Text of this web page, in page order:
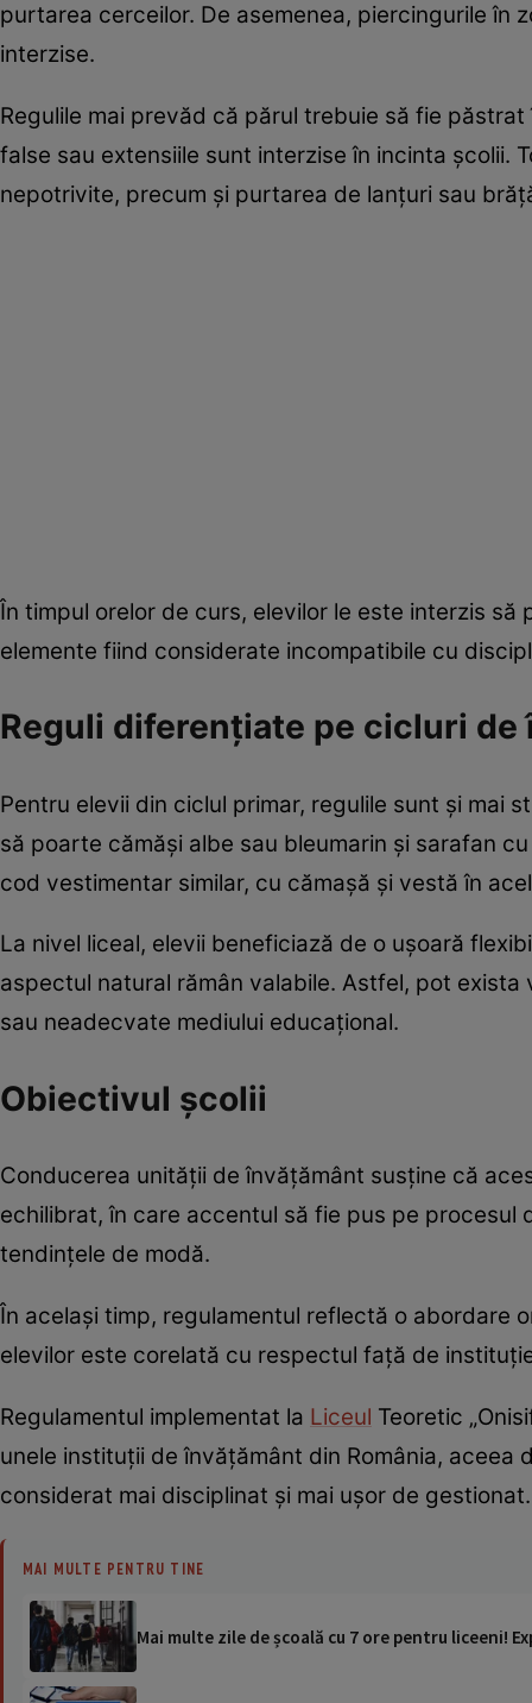
purtarea cerceilor. De asemenea, piercingurile în
interzise.
Regulile mai prevăd că părul trebuie să fie
false sau extensiile sunt interzise în incinta școlii.
nepotrivite, precum și purtarea de lanțuri sau
În timpul orelor de curs, elevilor le este interzis
elemente fiind considerate incompatibile cu
Reguli diferențiate pe cicluri de
Pentru elevii din ciclul primar, regulile sunt și mai
să poarte cămăși albe sau bleumarin și sarafan
cod vestimentar similar, cu cămașă și vestă în
La nivel liceal, elevii beneficiază de o ușoară
aspectul natural rămân valabile. Astfel, pot
sau neadecvate mediului educațional.
Obiectivul școlii
Conducerea unității de învățământ susține că
echilibrat, în care accentul să fie pus pe
tendințele de modă.
În același timp, regulamentul reflectă o abordare
elevilor este corelată cu respectul față de
Regulamentul implementat la Liceul Teoretic
unele instituții de învățământ din România,
considerat mai disciplinat și mai ușor de gestionat.
MAI MULTE PENTRU TINE
Mai multe zile de școală cu 7 ore pentru liceeni!